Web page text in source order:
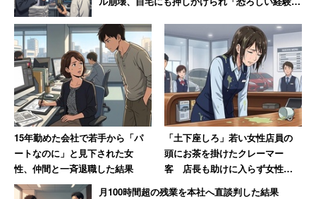
15年勤めた会社で若手から「パ
ートなのに」と見下された女
性、仲間と一斉退職した結果
「土下座しろ」若い女性店員の
頭にお茶を掛けたクレーマー
客 店長も助けに入らず女性は
「もうこんな会社辞めてやる」
月100時間超の残業を本社へ直談判した結果